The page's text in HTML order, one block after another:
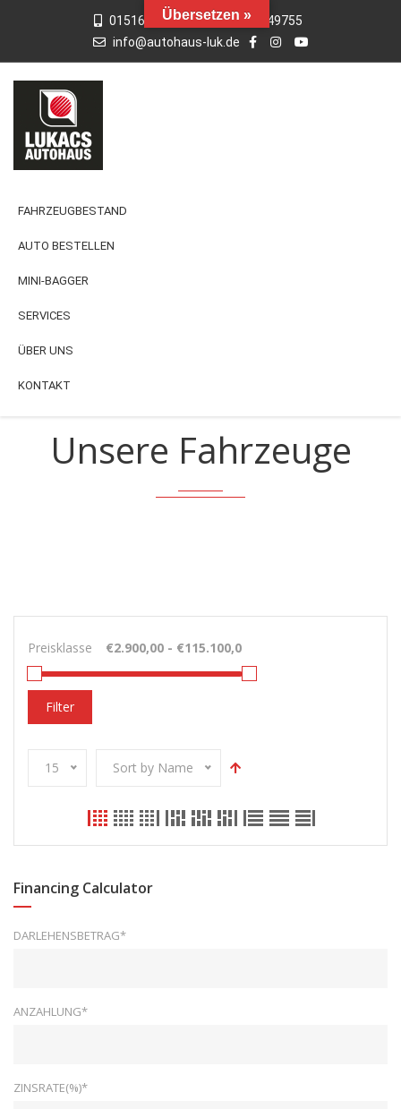
015163769659
01742949755
info@autohaus-luk.de
FAHRZEUGBESTAND
AUTO BESTELLEN
MINI-BAGGER
SERVICES
ÜBER UNS
KONTAKT
Unsere Fahrzeuge
Preisklasse
Filter
15 Sort by Name
Financing Calculator
DARLEHENSBETRAG*
ANZAHLUNG*
ZINSRATE(%)*
Übersetzen »